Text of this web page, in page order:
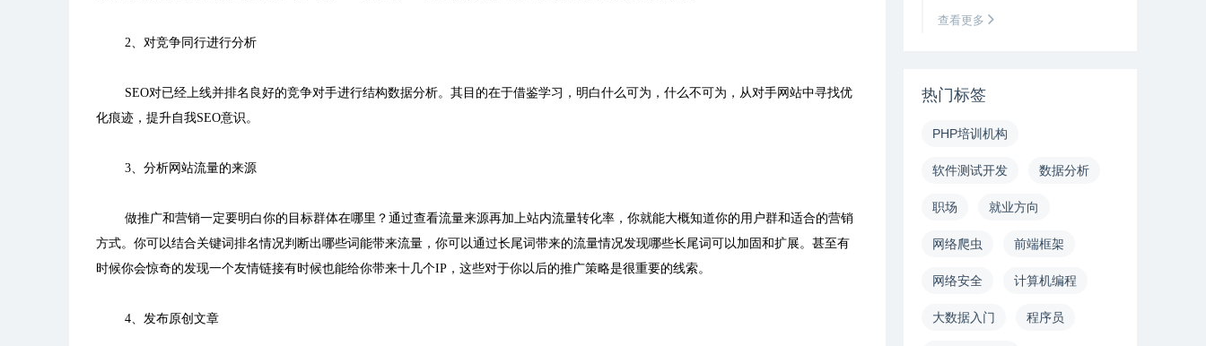
2、对竞争同行进行分析
SEO对已经上线并排名良好的竞争对手进行结构数据分析。其目的在于借鉴学习，明白什么可为，什么不可为，从对手网站中寻找优
化痕迹，提升自我SEO意识。
3、分析网站流量的来源
做推广和营销一定要明白你的目标群体在哪里？通过查看流量来源再加上站内流量转化率，你就能大概知道你的用户群和适合的营销
方式。你可以结合关键词排名情况判断出哪些词能带来流量，你可以通过长尾词带来的流量情况发现哪些长尾词可以加固和扩展。甚至有
时候你会惊奇的发现一个友情链接有时候也能给你带来十几个IP，这些对于你以后的推广策略是很重要的线索。
4、发布原创文章
查看更多
热门标签
PHP培训机构
软件测试开发 数据分析
职场 就业方向
网络爬虫 前端框架
网络安全 计算机编程
大数据入门 程序员